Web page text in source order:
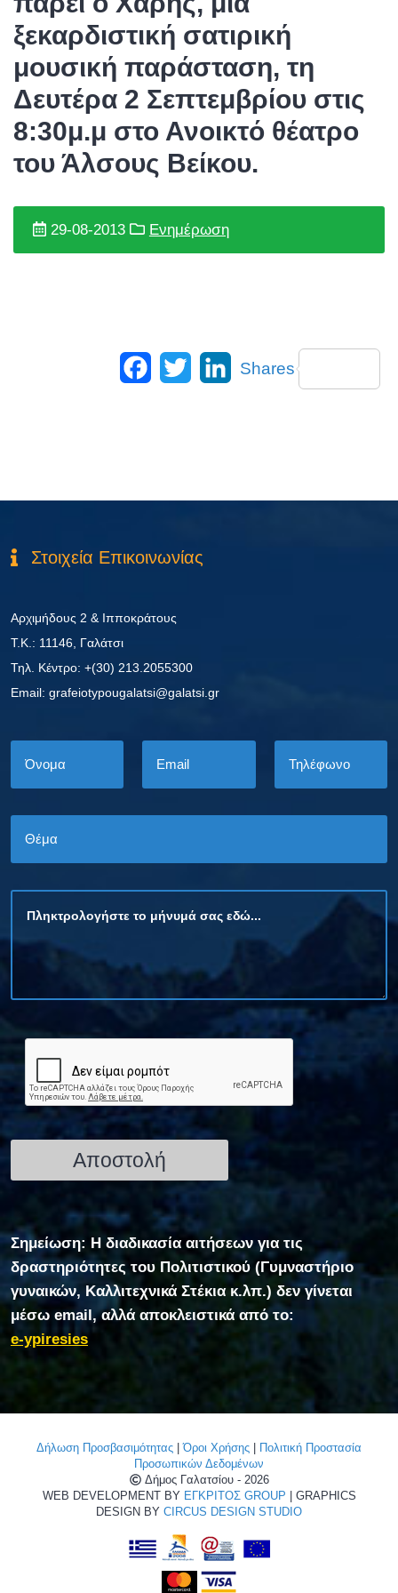
ξεκαρδιστική σατιρική
μουσική παράσταση, τη
Δευτέρα 2 Σεπτεμβρίου στις
8:30μ.μ στο Ανοικτό θέατρο
του Άλσους Βείκου.
29-08-2013 Ενημέρωση
Facebook
Twitter LinkedIn
Shares
Στοιχεία Επικοινωνίας
Αρχιμήδους 2 & Ιπποκράτους
Τ.Κ.: 11146, Γαλάτσι
Τηλ. Κέντρο: +(30) 213.2055300
Εmail: grafeiotypougalatsi@galatsi.gr
Σημείωση: Η διαδικασία αιτήσεων για τις
δραστηριότητες του Πολιτιστικού (Γυμναστήριο
γυναικών, Καλλιτεχνικά Στέκια κ.λπ.) δεν γίνεται
μέσω email, αλλά αποκλειστικά από το:
e-ypiresies
Δήλωση Προσβασιμότητας |Όροι Χρήσης
Πολιτική Προστασία
Προσωπικών Δεδομένων
Δήμος Γαλατσίου - 2026
WEB DEVELOPMENT BY ΕΓΚΡΙΤΟΣ GROUP | GRAPHICS
DESIGN BY CIRCUS DESIGN STUDIO